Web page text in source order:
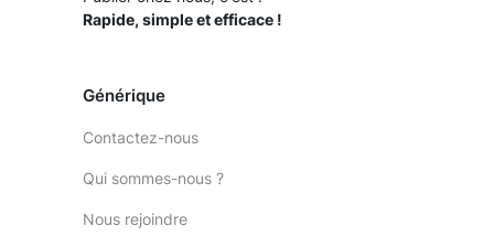
Rapide, simple et efficace !
Générique
Contactez-nous
Qui sommes-nous ?
Nous rejoindre